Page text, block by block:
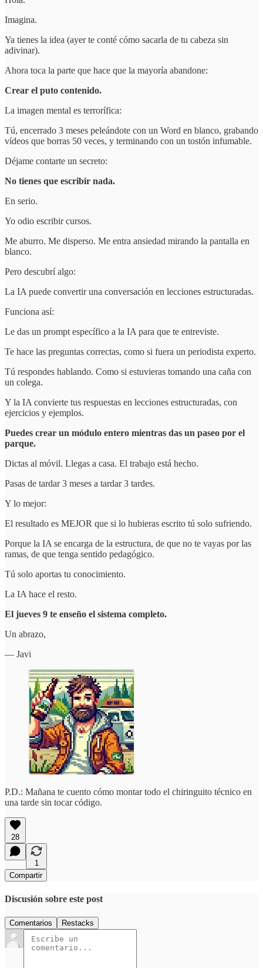
Imagina.
Ya tienes la idea (ayer te conté cómo sacarla de tu cabeza sin
adivinar).
Ahora toca la parte que hace que la mayoría abandone:
Crear el puto contenido.
La imagen mental es terrorífica:
Tú, encerrado 3 meses peleándote con un Word en blanco, grabando
vídeos que borras 50 veces, y terminando con un tostón infumable.
Déjame contarte un secreto:
No tienes que escribir nada.
En serio.
Yo odio escribir cursos.
Me aburro. Me disperso. Me entra ansiedad mirando la pantalla en
blanco.
Pero descubrí algo:
La IA puede convertir una conversación en lecciones estructuradas.
Funciona así:
Le das un prompt específico a la IA para que te entreviste.
Te hace las preguntas correctas, como si fuera un periodista experto.
Tú respondes hablando. Como si estuvieras tomando una caña con
un colega.
Y la IA convierte tus respuestas en lecciones estructuradas, con
ejercicios y ejemplos.
Puedes crear un módulo entero mientras das un paseo por el
parque.
Dictas al móvil. Llegas a casa. El trabajo está hecho.
Pasas de tardar 3 meses a tardar 3 tardes.
Y lo mejor:
El resultado es MEJOR que si lo hubieras escrito tú solo sufriendo.
Porque la IA se encarga de la estructura, de que no te vayas por las
ramas, de que tenga sentido pedagógico.
Tú solo aportas tu conocimiento.
La IA hace el resto.
El jueves 9 te enseño el sistema completo.
Un abrazo,
— Javi
P.D.: Mañana te cuento cómo montar todo el chiringuito técnico en
una tarde sin tocar código.
28
1
Compartir
Discusión sobre este post
Comentarios Restacks